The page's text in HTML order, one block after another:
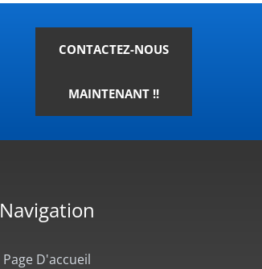
CONTACTEZ-NOUS
MAINTENANT !!
Navigation
Page D'accueil